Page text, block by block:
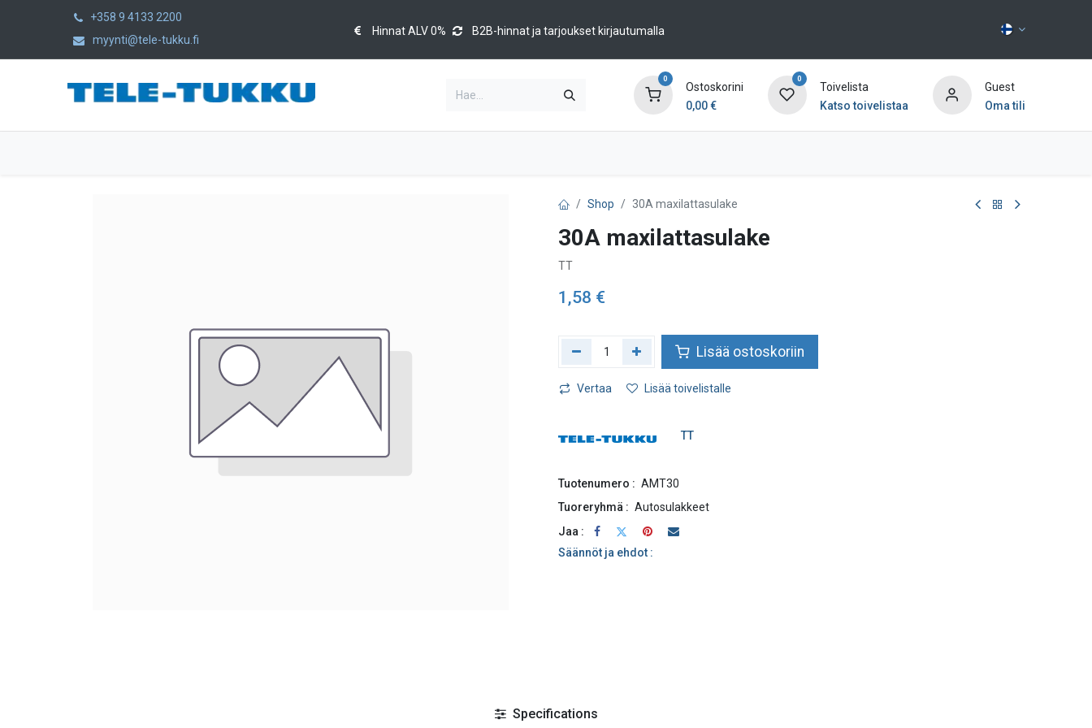
+358 9 4133 2200
myynti@tele-tukku.fi
Hinnat ALV 0% B2B-hinnat ja tarjoukset kirjautumalla
0
Ostoskorini
0,00€
0
Toivelista
Katso toivelistaa
Guest
Oma tili
Shop 30A maxilattasulake
30A maxilattasulake
TT
1,58 €
Lisää ostoskoriin
Vertaa Lisää toivelistalle
TT
Tuotenumero : AMT30
Tuoreryhmä : Autosulakkeet
Jaa :
Säännöt ja ehdot :
Specifications